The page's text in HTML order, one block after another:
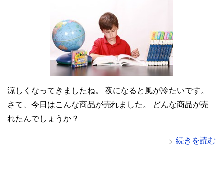
涼しくなってきましたね。 夜になると風が冷たいです。
さて、今日はこんな商品が売れました。 どんな商品が売
れたんでしょうか？
続きを読む